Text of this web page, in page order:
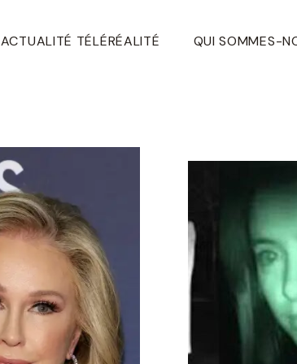
ACTUALITÉ TÉLÉRÉALITÉ QUI SOMMES-